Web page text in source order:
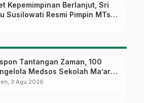
Kepemimpinan Berlanjut, Sri
Susilowati Resmi Pimpin MTs
Sapuran
Tantangan Zaman, 100
Medsos Sekolah Ma’arif
Ikuti Pelatihan Literasi
3 Agu 2026